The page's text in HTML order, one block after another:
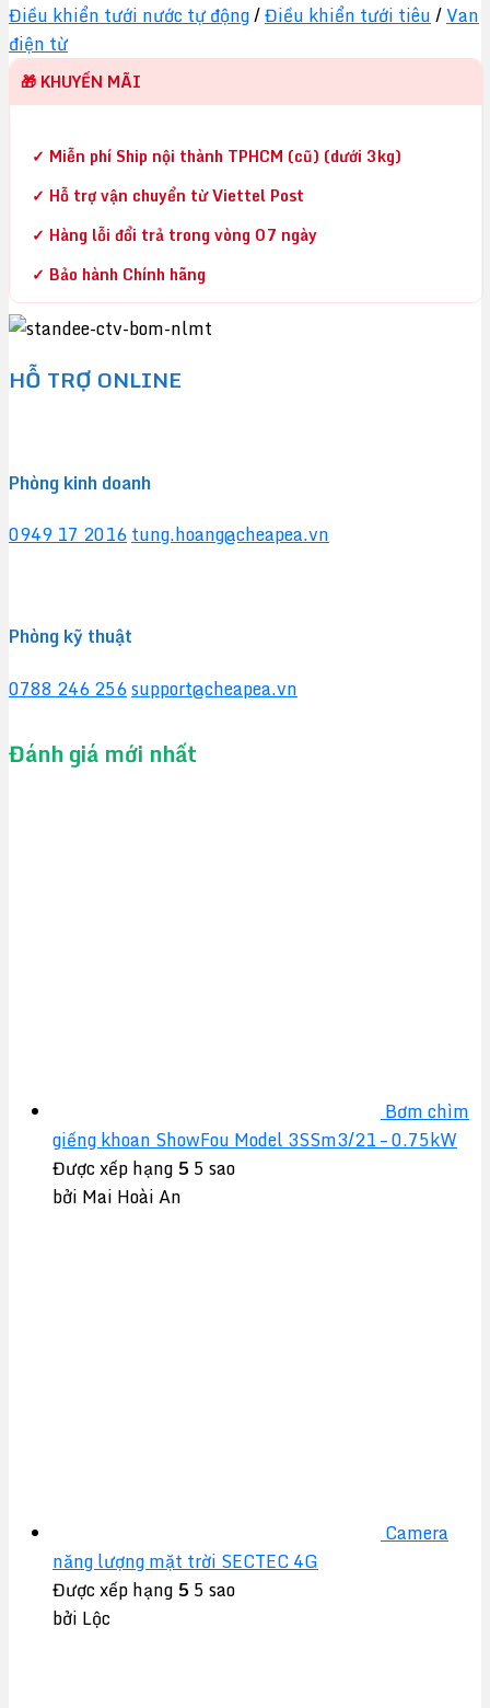
Điều khiển tưới nước tự động/Điều khiển tưới tiêu/Van
điện từ
🎁 KHUYẾN MÃI
✓ Miễn phí Ship nội thành TPHCM (cũ) (dưới 3kg)
✓ Hỗ trợ vận chuyển từ Viettel Post
✓ Hàng lỗi đổi trả trong vòng 07 ngày
✓ Bảo hành Chính hãng
HỖ TRỢ ONLINE
Phòng kinh doanh
0949 17 2016tung.hoang@cheapea.vn
Phòng kỹ thuật
0788 246 256support@cheapea.vn
Đánh giá mới nhất
Bơm chìm
giếng khoan ShowFou Model 3SSm3/21 – 0.75kW
Được xếp hạng5 5 sao
bởi Mai Hoài An
Camera
năng lượng mặt trời SECTEC 4G
Được xếp hạng5 5 sao
bởi Lộc